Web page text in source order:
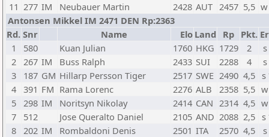
11 277 IM Neubauer Martin 2428 AUT 2457 5,5
Antonsen Mikkel IM 2471 DEN Rp:2363
Rd. Snr Name Elo Land Rp Pkt.
1
580 Kuan Julian 1760 HKG 1729 2
2 267 IM Buss Ralph 2433 SUI 2288 4
3
187 GM Hillarp Persson Tiger 2517 SWE 2490 4,5
4 391 FM Rama Lorenc 2276 ALB 2358 5,5
5 298 IM Noritsyn Nikolay 2414 CAN 2314 4,5
7
512 Jose Queralto Daniel 2105 AND 2088 2,5 s
8 202 IM Rombaldoni Denis 2501 ITA 2570 4,5